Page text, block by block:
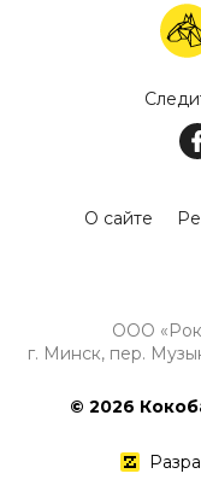
О сайте
ООО
г. Минск, пер.
© 2026